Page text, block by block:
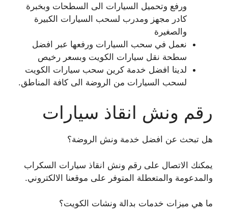
ورفع وتحميل السيارات الى السطحات وبخبرة
كادر مجهز ومدرب لسحب السيارات الكبيرة
والصغيرة
نعمل في سحب السيارات ورفعها عبر افضل
سطحة نقل سيارات الكويت وبسعر رخيص
لدينا افضل خدمة كرين سحب سيارات الكويت
لسحب السيارات من الروضة الى كافة المناطق.
رقم ونش انقاذ سيارات
هل تبحث عن افضل خدمة ونش الروضة؟
يمكنك الاتصال على رقم ونش انقاذ سيارات السكراب
والمدعومة والمتعطلة المتوفر على موقعنا الالكتروني.
ما هي ميزات خدمات بدالة ونشات الكويت؟